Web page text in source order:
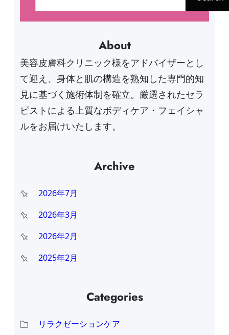
About
美容皮膚科クリニック様をアドバイザーとし
て迎え、身体と肌の構造を熟知した専門的知
見に基づく施術体制を確立。厳選されたセラ
ピストによる上質なボディケア・フェイシャ
ルをお届けいたします。
Archive
2026年7月
2026年3月
2026年2月
2025年2月
Categories
リラクゼーションケア